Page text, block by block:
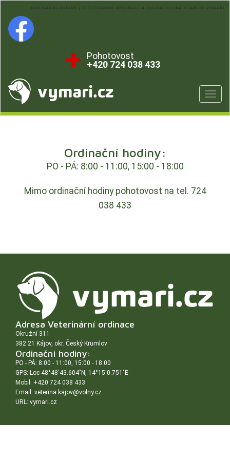
ORDINAČNÍ HODINY | VETERINÁRNÍ ORDINACE A CHOVATELSKÁ STANICE VÝMAŘI
Pohotovost
+420 724 038 433
Ordinační hodiny:
PO - PÁ: 8:00 - 11:00, 15:00 - 18:00
Mimo ordinační hodiny pohotovost na tel. 724
038 433
Adresa Veterinární ordinace
Okružní 311
382 21 Kájov, okr. Český Krumlov
Ordinační hodiny:
PO - PÁ: 8:00 - 11:00, 15:00 - 18:00
GPS: Loc 48°48'43.604"N, 14°15'0.751"E
Mobil: +420 724 038 433
Email: veterina.kajov@volny.cz
URL: vymari.cz